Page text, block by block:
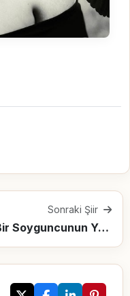
Sonraki Şiir
Bir Soyguncunun Yüzü